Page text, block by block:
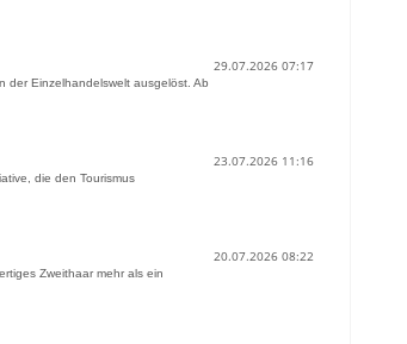
29.07.2026 07:17
der Einzelhandelswelt ausgelöst. Ab
23.07.2026 11:16
die den Tourismus
20.07.2026 08:22
Zweithaar mehr als ein